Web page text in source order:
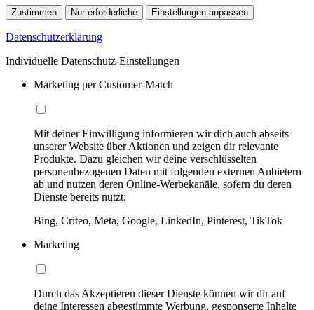
Zustimmen Nur erforderliche Einstellungen anpassen
Datenschutzerklärung
Individuelle Datenschutz-Einstellungen
Marketing per Customer-Match
Mit deiner Einwilligung informieren wir dich auch abseits
unserer Website über Aktionen und zeigen dir relevante
Produkte. Dazu gleichen wir deine verschlüsselten
personenbezogenen Daten mit folgenden externen Anbietern
ab und nutzen deren Online-Werbekanäle, sofern du deren
Dienste bereits nutzt:
Bing, Criteo, Meta, Google, LinkedIn, Pinterest, TikTok
Marketing
Durch das Akzeptieren dieser Dienste können wir dir auf
deine Interessen abgestimmte Werbung, gesponserte Inhalte